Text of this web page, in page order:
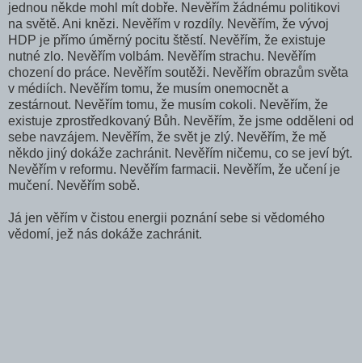
jednou někde mohl mít dobře. Nevěřím žádnému politikovi
na světě. Ani knězi. Nevěřím v rozdíly. Nevěřím, že vývoj
HDP je přímo úměrný pocitu štěstí. Nevěřím, že existuje
nutné zlo. Nevěřím volbám. Nevěřím strachu. Nevěřím
chození do práce. Nevěřím soutěži. Nevěřím obrazům světa
v médiích. Nevěřím tomu, že musím onemocnět a
zestárnout. Nevěřím tomu, že musím cokoli. Nevěřím, že
existuje zprostředkovaný Bůh. Nevěřím, že jsme odděleni od
sebe navzájem. Nevěřím, že svět je zlý. Nevěřím, že mě
někdo jiný dokáže zachránit. Nevěřím ničemu, co se jeví být.
Nevěřím v reformu. Nevěřím farmacii. Nevěřím, že učení je
mučení. Nevěřím sobě.
Já jen věřím v čistou energii poznání sebe si vědomého
vědomí, jež nás dokáže zachránit.